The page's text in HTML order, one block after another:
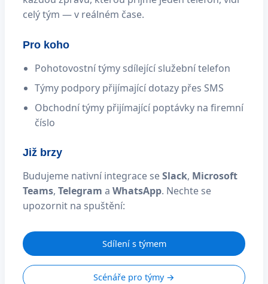
celý tým — v reálném čase.
Pro koho
Pohotovostní týmy sdílející služební telefon
Týmy podpory přijímající dotazy přes SMS
Obchodní týmy přijímající poptávky na firemní
číslo
Již brzy
Budujeme nativní integrace seSlack, Microsoft
Teams, Telegram a WhatsApp. Nechte se
upozornit na spuštění:
Sdílení s týmem
Scénáře pro týmy →